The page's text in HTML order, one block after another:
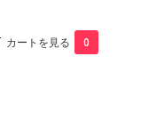
カートを見る 0